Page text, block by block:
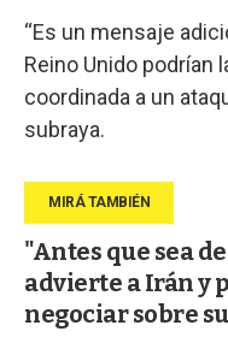
“Es un mensaje
Reino Unido podrían
coordinada a un
subraya.
"Antes que sea
advierte a Irán y
negociar sobre